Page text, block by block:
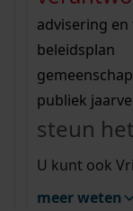
vergunningen
beeld en geluid
uitleg
Wij helpen u
bekijk alle
Wij helpen u
bekijk alle
bekijk ons
advisering
beleidsplan
publiek
steun
U kunt ook
meer weten
Mijn Studiezaal